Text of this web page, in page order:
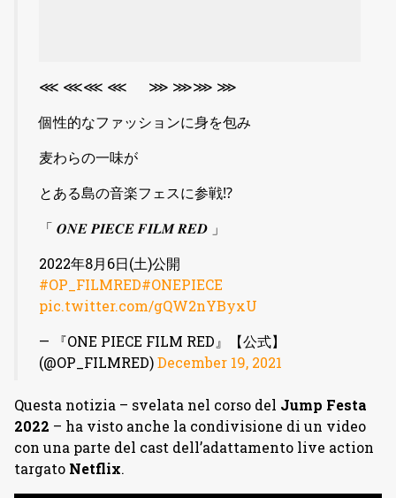
⋘ ⋘⋘ ⋘ ⋙ ⋙⋙ ⋙
個性的なファッションに身を包み
麦わらの一味が
とある島の音楽フェスに参戦⁉️
「 𝑶𝑵𝑬 𝑷𝑰𝑬𝑪𝑬 𝑭𝑰𝑳𝑴 𝑹𝑬𝑫 」
2022年8月6日(土)公開
#OP_FILMRED#ONEPIECE
pic.twitter.com/gQW2nYByxU
— 『ONE PIECE FILM RED』【公式】
(@OP_FILMRED)December 19, 2021
Questa notizia – svelata nel corso del Jump Festa
2022 – ha visto anche la condivisione di un video
con una parte del cast dell’adattamento live action
targato Netflix.